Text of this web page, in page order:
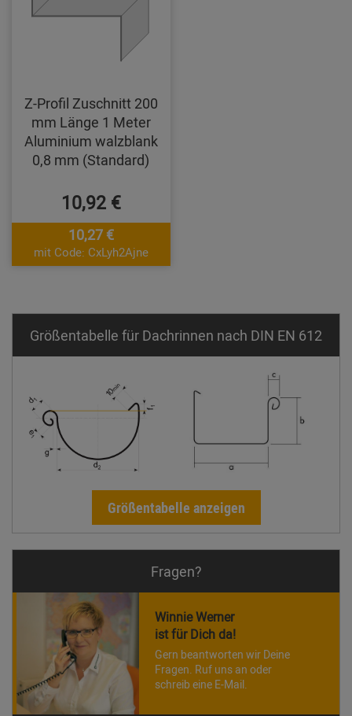
Z-Profil Zuschnitt 200
mm Länge 1 Meter
Aluminium walzblank
0,8 mm (Standard)
10,92 €
10,27 €
mit Code: CxLyh2Ajne
Größentabelle für Dachrinnen nach DIN EN 612
Größentabelle anzeigen
Fragen?
Winnie Werner
ist für Dich da!
Gern beantworten wir Deine
Fragen. Ruf uns an oder
schreib eine E-Mail.